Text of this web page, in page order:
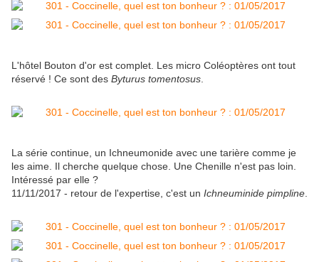
L'hôtel Bouton d'or est complet. Les micro Coléoptères ont tout
réservé ! Ce sont des Byturus tomentosus
La série continue, un Ichneumonide avec une tarière comme je
les aime. Il cherche quelque chose. Une Chenille n'est pas loin.
Intéressé par elle ?
11/11/2017 - retour de l'expertise, c'est un Ichneuminide pimpline